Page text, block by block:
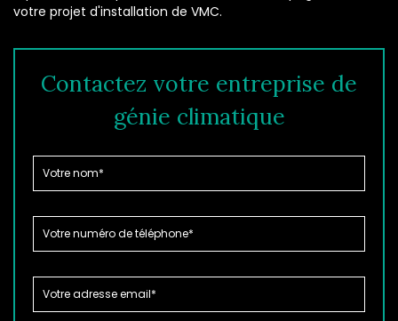
votre projet d'installation de VMC.
Contactez votre entreprise de
génie climatique